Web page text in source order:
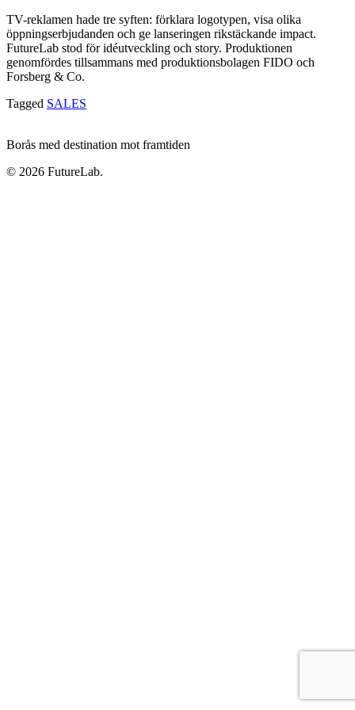
TV-reklamen hade tre syften: förklara logotypen, visa olika
öppningserbjudanden och ge lanseringen rikstäckande impact.
FutureLab stod för idéutveckling och story. Produktionen
genomfördes tillsammans med produktionsbolagen FIDO och
Forsberg & Co.
Tagged SALES
Borås med destination mot framtiden
© 2026 FutureLab.